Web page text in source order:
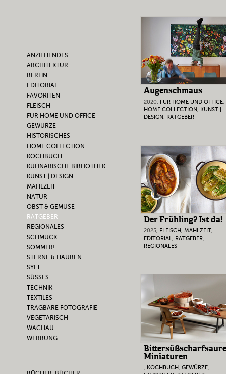
ANZIEHENDES
ARCHITEKTUR
BERLIN
EDITORIAL
FAVORITEN
FLEISCH
FÜR HOME UND OFFICE
GEWÜRZE
HISTORISCHES
HOME COLLECTION
KOCHBUCH
KULINARISCHE BIBLIOTHEK
KUNST | DESIGN
MAHLZEIT
NATUR
OBST & GEMÜSE
RATGEBER
REGIONALES
SCHMUCK
SOMMER!
STERNE & HAUBEN
SYLT
SÜSSES
TECHNIK
TEXTILES
TRAGBARE FOTOGRAFIE
VEGETARISCH
WACHAU
WERBUNG
Augenschmaus
2020, FÜR HOME UND OFFICE,
HOME COLLECTION, KUNST |
DESIGN, RATGEBER
Der Frühling? Ist da!
2025, FLEISCH, MAHLZEIT,
EDITORIAL, RATGEBER,
REGIONALES
Bittersüßscharfsaure
Miniaturen
, KOCHBUCH, GEWÜRZE,